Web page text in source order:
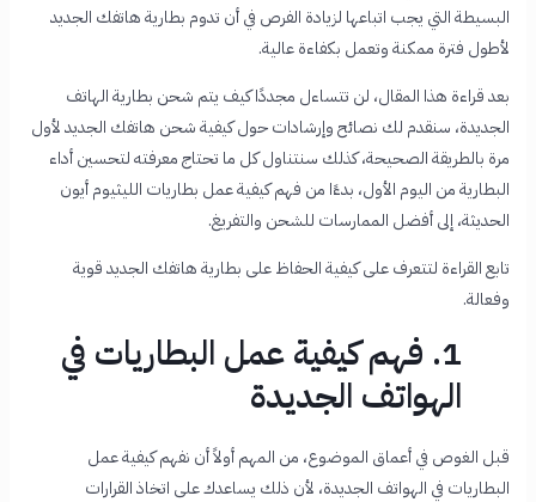
البسيطة التي يجب اتباعها لزيادة الفرص في أن تدوم بطارية هاتفك الجديد
لأطول فترة ممكنة وتعمل بكفاءة عالية.
بعد قراءة هذا المقال، لن تتساءل مجددًا كيف يتم شحن بطارية الهاتف
الجديدة، سنقدم لك نصائح وإرشادات حول كيفية شحن هاتفك الجديد لأول
مرة بالطريقة الصحيحة، كذلك سنتناول كل ما تحتاج معرفته لتحسين أداء
البطارية من اليوم الأول، بدءًا من فهم كيفية عمل بطاريات الليثيوم أيون
الحديثة، إلى أفضل الممارسات للشحن والتفريغ.
تابع القراءة لتتعرف على كيفية الحفاظ على بطارية هاتفك الجديد قوية
وفعالة.
1. فهم كيفية عمل البطاريات في
الهواتف الجديدة
قبل الغوص في أعماق الموضوع، من المهم أولاً أن نفهم كيفية عمل
البطاريات في الهواتف الجديدة، لأن ذلك يساعدك على اتخاذ القرارات